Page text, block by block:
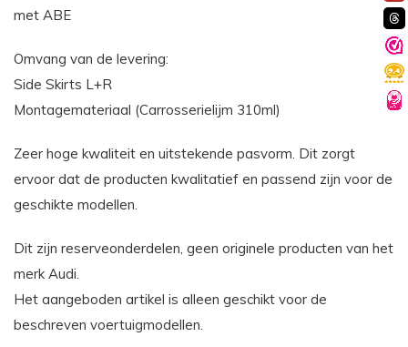
met ABE
Omvang van de levering:
Side Skirts L+R
Montagemateriaal (Carrosserielijm 310ml)
Zeer hoge kwaliteit en uitstekende pasvorm. Dit zorgt
ervoor dat de producten kwalitatief en passend zijn voor de
geschikte modellen.
Dit zijn reserveonderdelen, geen originele producten van het
merk Audi.
Het aangeboden artikel is alleen geschikt voor de
beschreven voertuigmodellen.